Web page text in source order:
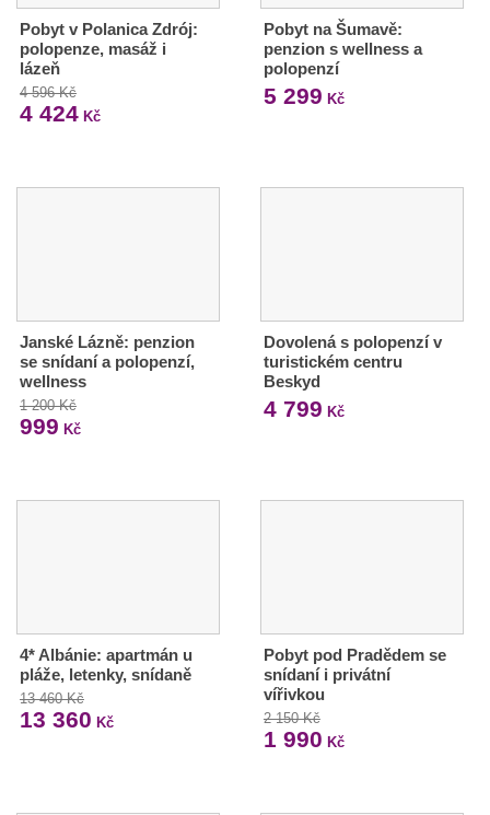
Pobyt v Polanica Zdrój:
polopenze, masáž i
lázeň
4 596 Kč
4 424 Kč
Pobyt na Šumavě:
penzion s wellness a
polopenzí
5 299 Kč
Janské Lázně: penzion
se snídaní a polopenzí,
wellness
1 200 Kč
999 Kč
Dovolená s polopenzí v
turistickém centru
Beskyd
4 799 Kč
4* Albánie: apartmán u
pláže, letenky, snídaně
13 460 Kč
13 360 Kč
Pobyt pod Pradědem se
snídaní i privátní
vířivkou
2 150 Kč
1 990 Kč